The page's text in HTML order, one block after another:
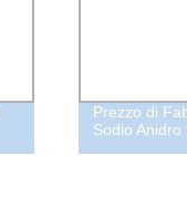
Prezzo di
Sodio Anidro